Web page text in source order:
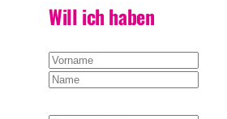
Will ich haben